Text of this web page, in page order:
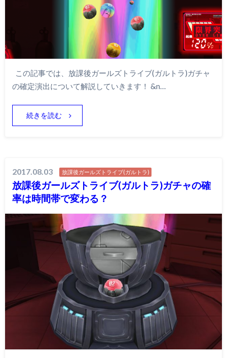
この記事では、放課後ガールズトライブ(ガルトラ)ガチャ
の確定演出について解説していきます！ &n…
続きを読む
2017.08.03 放課後ガールズトライブ(ガルトラ)
放課後ガールズトライブ(ガルトラ)ガチャの確
率は時間帯で変わる？